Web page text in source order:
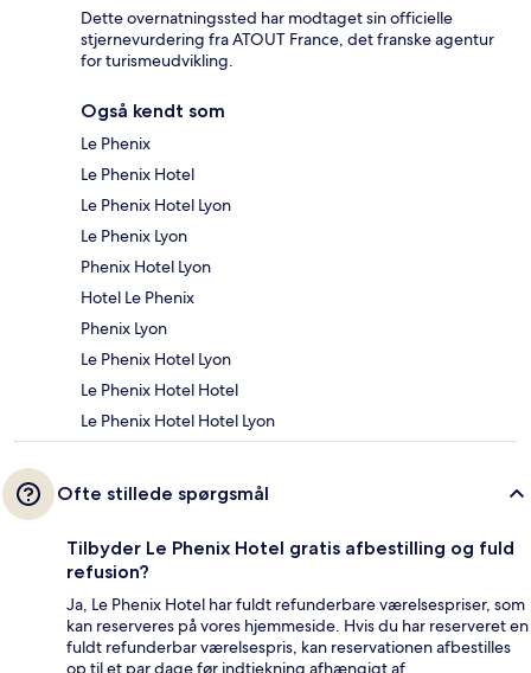
Dette overnatningssted har modtaget sin officielle
stjernevurdering fra ATOUT France, det franske agentur
for turismeudvikling.
Også kendt som
Le Phenix
Le Phenix Hotel
Le Phenix Hotel Lyon
Le Phenix Lyon
Phenix Hotel Lyon
Hotel Le Phenix
Phenix Lyon
Le Phenix Hotel Lyon
Le Phenix Hotel Hotel
Le Phenix Hotel Hotel Lyon
Ofte stillede spørgsmål
Tilbyder Le Phenix Hotel gratis afbestilling og fuld
refusion?
Ja, Le Phenix Hotel har fuldt refunderbare værelsespriser, som
kan reserveres på vores hjemmeside. Hvis du har reserveret en
fuldt refunderbar værelsespris, kan reservationen afbestilles
op til et par dage før indtjekning afhængigt af